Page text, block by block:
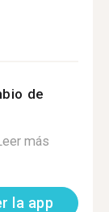
de
más
la app